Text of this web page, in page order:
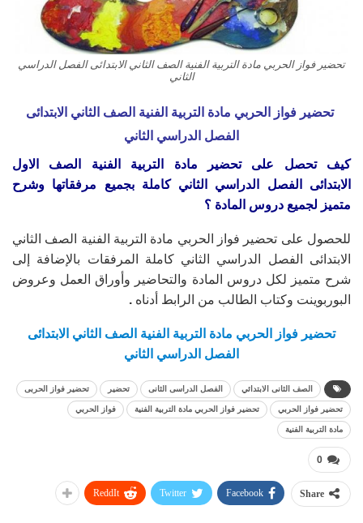
تحضير فواز الحربي مادة التربية الفنية الصف الثاني الابتدائى الفصل الدراسي
الثاني
تحضير فواز الحربي مادة التربية الفنية الصف الثاني الابتدائى
الفصل الدراسي الثاني
كيف تحصل على تحضير مادة التربية الفنية الصف الاول
الابتدائى الفصل الدراسي الثانيكاملة بجميع مرفقاتها وشرح
متميز لجميع دروس المادة ؟
للحصول على تحضير فواز الحربي مادة التربية الفنية الصف الثاني
الابتدائى الفصل الدراسي الثاني كاملة المرفقات بالإضافة إلى
شرح متميز لكل دروس المادة والتحاضير وأوراق العمل وعروض
البوربوينت وكتاب الطالب من الرابط أدناه .
تحضير فواز الحربي مادة التربية الفنية الصف الثاني الابتدائى
الفصل الدراسي الثاني
الصف الثانى الابتدائي الفصل الدراسى الثانى تحضير تحضير فواز الحربى
تحضير فواز الحربي تحضير فواز الحربي مادة التربية الفنية فواز الحربي
مادة التربية الفنية
0
Share
Facebook
Twitter
ReddIt